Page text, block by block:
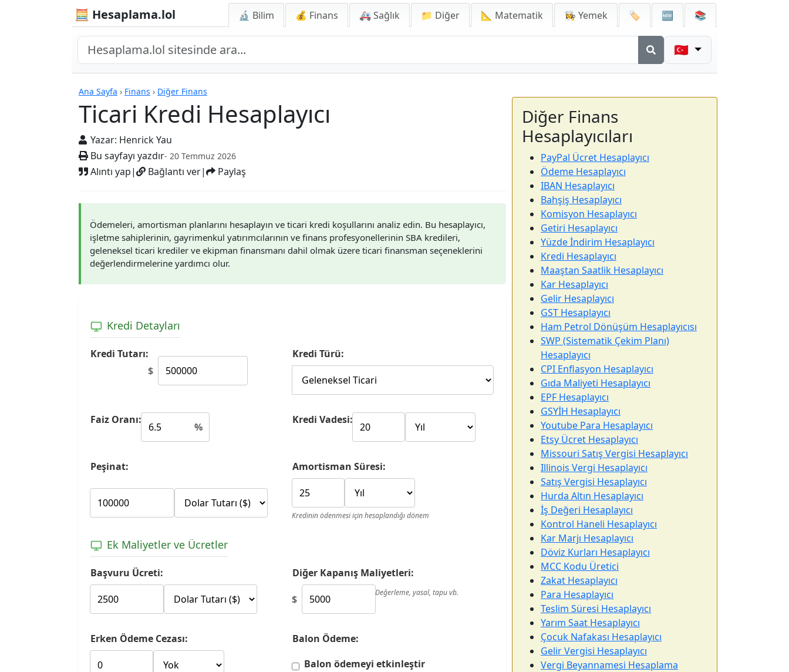
🧮 Hesaplama.lol 🔬 Bilim 💰 Finans 🚑 Sağlık 📁 Diğer 📐 Matematik 👩‍🍳 Yemek 🏷️ 🆕 📚
🇹🇷
Ana Sayfa › Finans › Diğer Finans
Ticari Kredi Hesaplayıcı
Yazar: Henrick Yau
Bu sayfayı yazdır- 20 Temmuz 2026
Alıntı yap| Bağlantı ver| Paylaş
Hesap Makineleri
Ödemeleri, amortisman planlarını hesaplayın ve ticari kredi koşullarını analiz edin. Bu hesaplayıcı,
işletme sahiplerinin, gayrimenkul yatırımcılarının ve finans profesyonellerinin SBA kredileri,
geleneksel ticari krediler ve ekipman finansmanı dahil olmak üzere ticari finansman seçeneklerini
değerlendirmelerine yardımcı olur.
Kredi Detayları
Kredi Tutarı:
$
Kredi Türü:
Faiz Oranı:
%
Kredi Vadesi:
Peşinat: Amortisman Süresi:
Kredinin ödenmesi için hesaplandığı dönem
Ek Maliyetler ve Ücretler
Başvuru Ücreti: Diğer Kapanış Maliyetleri:
$
Değerleme, yasal, tapu vb.
Erken Ödeme Cezası:
Balon Ödeme:
Balon ödemeyi etkinleştir
Diğer Finans
Hesaplayıcıları
PayPal Ücret Hesaplayıcı
Ödeme Hesaplayıcı
IBAN Hesaplayıcı
Bahşiş Hesaplayıcı
Komisyon Hesaplayıcı
Getiri Hesaplayıcı
Yüzde İndirim Hesaplayıcı
Kredi Hesaplayıcı
Maaştan Saatlik Hesaplayıcı
Kar Hesaplayıcı
Gelir Hesaplayıcı
GST Hesaplayıcı
Ham Petrol Dönüşüm Hesaplayıcısı
SWP (Sistematik Çekim Planı)
Hesaplayıcı
CPI Enflasyon Hesaplayıcı
Gıda Maliyeti Hesaplayıcı
EPF Hesaplayıcı
GSYİH Hesaplayıcı
Youtube Para Hesaplayıcı
Etsy Ücret Hesaplayıcı
Missouri Satış Vergisi Hesaplayıcı
Illinois Vergi Hesaplayıcı
Satış Vergisi Hesaplayıcı
Hurda Altın Hesaplayıcı
İş Değeri Hesaplayıcı
Kontrol Haneli Hesaplayıcı
Kar Marjı Hesaplayıcı
Döviz Kurları Hesaplayıcı
MCC Kodu Üretici
Zakat Hesaplayıcı
Para Hesaplayıcı
Teslim Süresi Hesaplayıcı
Yarım Saat Hesaplayıcı
Çocuk Nafakası Hesaplayıcı
Gelir Vergisi Hesaplayıcı
Vergi Beyannamesi Hesaplama